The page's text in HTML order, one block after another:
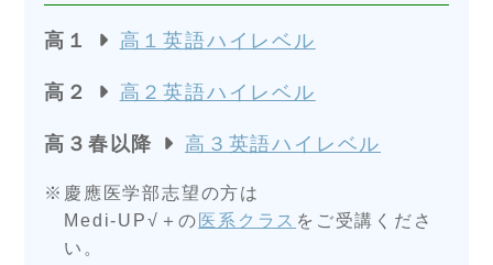
高１ 高１英語ハイレベル
高２ 高２英語ハイレベル
高３春以降 高３英語ハイレベル
慶應医学部志望の方は
Medi-UP√＋の医系クラス をご受講くださ
い。